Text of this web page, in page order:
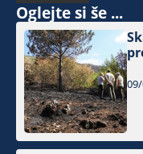
Oglejte si še ...